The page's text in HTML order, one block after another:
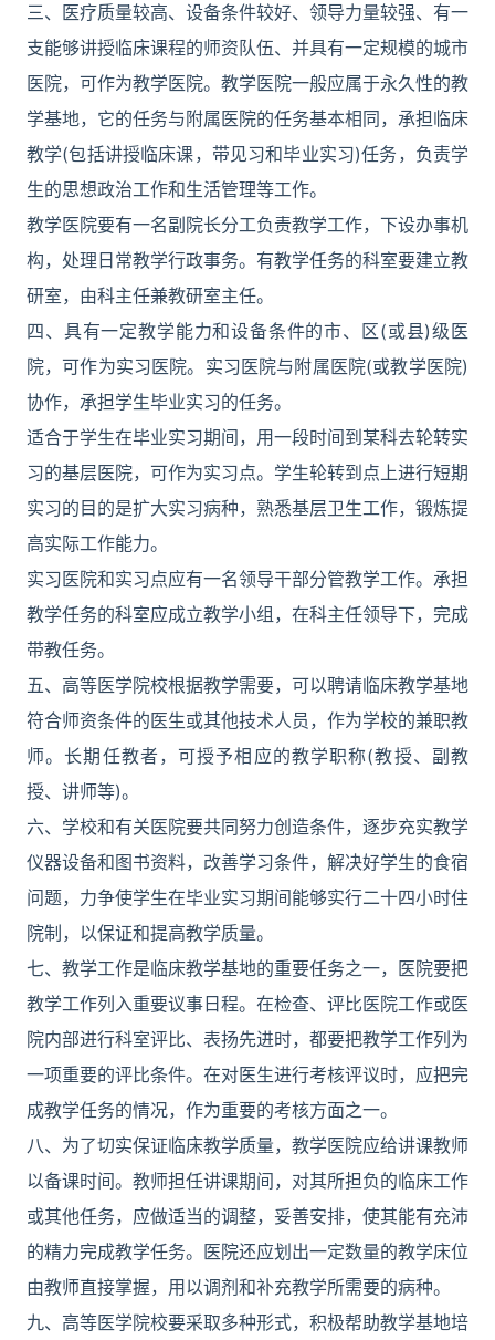
三、医疗质量较高、设备条件较好、领导力量较强、有一
支能够讲授临床课程的师资队伍、并具有一定规模的城市
医院，可作为教学医院。教学医院一般应属于永久性的教
学基地，它的任务与附属医院的任务基本相同，承担临床
教学(包括讲授临床课，带见习和毕业实习)任务，负责学
生的思想政治工作和生活管理等工作。
教学医院要有一名副院长分工负责教学工作，下设办事机
构，处理日常教学行政事务。有教学任务的科室要建立教
研室，由科主任兼教研室主任。
四、具有一定教学能力和设备条件的市、区(或县)级医
院，可作为实习医院。实习医院与附属医院(或教学医院)
协作，承担学生毕业实习的任务。
适合于学生在毕业实习期间，用一段时间到某科去轮转实
习的基层医院，可作为实习点。学生轮转到点上进行短期
实习的目的是扩大实习病种，熟悉基层卫生工作，锻炼提
高实际工作能力。
实习医院和实习点应有一名领导干部分管教学工作。承担
教学任务的科室应成立教学小组，在科主任领导下，完成
带教任务。
五、高等医学院校根据教学需要，可以聘请临床教学基地
符合师资条件的医生或其他技术人员，作为学校的兼职教
师。长期任教者，可授予相应的教学职称(教授、副教
授、讲师等)。
六、学校和有关医院要共同努力创造条件，逐步充实教学
仪器设备和图书资料，改善学习条件，解决好学生的食宿
问题，力争使学生在毕业实习期间能够实行二十四小时住
院制，以保证和提高教学质量。
七、教学工作是临床教学基地的重要任务之一，医院要把
教学工作列入重要议事日程。在检查、评比医院工作或医
院内部进行科室评比、表扬先进时，都要把教学工作列为
一项重要的评比条件。在对医生进行考核评议时，应把完
成教学任务的情况，作为重要的考核方面之一。
八、为了切实保证临床教学质量，教学医院应给讲课教师
以备课时间。教师担任讲课期间，对其所担负的临床工作
或其他任务，应做适当的调整，妥善安排，使其能有充沛
的精力完成教学任务。医院还应划出一定数量的教学床位
由教师直接掌握，用以调剂和补充教学所需要的病种。
九、高等医学院校要采取多种形式，积极帮助教学基地培